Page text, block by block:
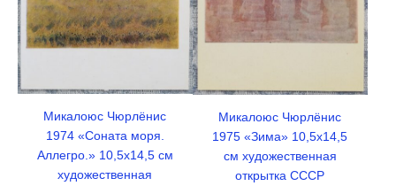
Микалоюс Чюрлёнис
1974 «Соната моря.
Аллегро.» 10,5x14,5 см
художественная
Микалоюс Чюрлёнис
1975 «Зима» 10,5x14,5
см художественная
открытка СССР